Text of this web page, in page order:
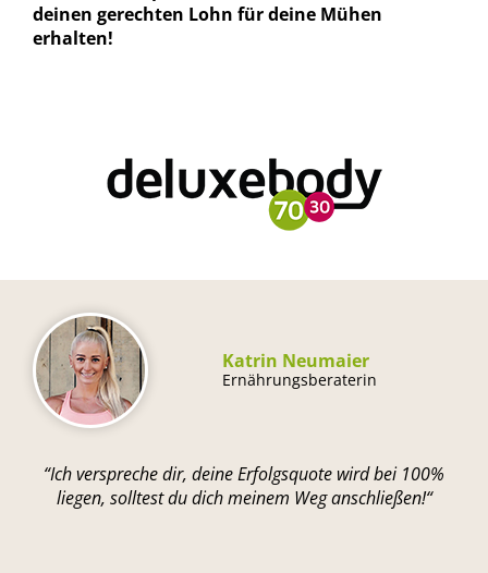
deinen gerechten Lohn für deine Mühen
erhalten!
Katrin Neumaier
Ernährungsberaterin
“Ich verspreche dir, deine Erfolgsquote wird bei 100%
liegen, solltest du dich meinem Weg anschließen!“